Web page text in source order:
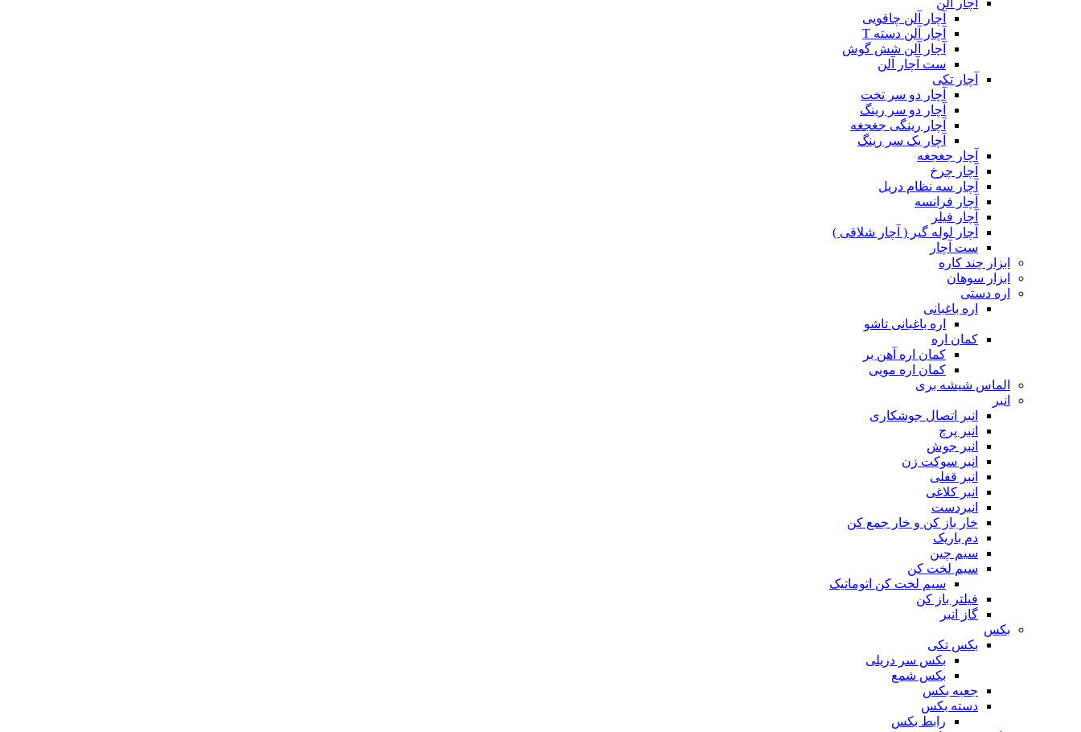
آچار آلن چاقویی
آچار آلن دسته T
آچار آلن شش گوش
ست آچار آلن
آچار تکی
آچار دو سر تخت
آچار دو سر رینگ
آچار رینگی جغجغه
آچار یک سر رینگ
آچار جغجغه
آچار چرخ
آچار سه نظام دریل
آچار فرانسه
آچار فیلر
آچار لوله گیر ( آچار شلاقی )
ست آچار
ابزار چند کاره
ابزار سوهان
اره دستی
اره باغبانی
اره باغبانی تاشو
کمان اره
کمان اره آهن بر
کمان اره مویی
الماس شیشه بری
انبر
انبر اتصال جوشکاری
انبر پرچ
انبر جوش
انبر سوکت زن
انبر قفلی
انبر کلاغی
انبردست
خار باز کن و خار جمع کن
دم باریک
سیم چین
سیم لخت کن
سیم لخت کن اتوماتیک
فیلتر باز کن
گاز انبر
بکس
بکس تکی
بکس سر دریلی
بکس شمع
جعبه بکس
دسته بکس
رابط بکس